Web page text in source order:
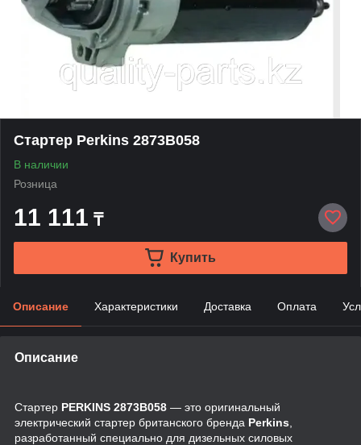
Стартер Perkins 2873B058
В наличии
Розница
11 111 ₸
Купить
Описание Характеристики Доставка Оплата
Описание
Стартер PERKINS 2873B058 — это оригинальный
электрический стартер британского бренда Perkins
разработанный специально для дизельных силовых